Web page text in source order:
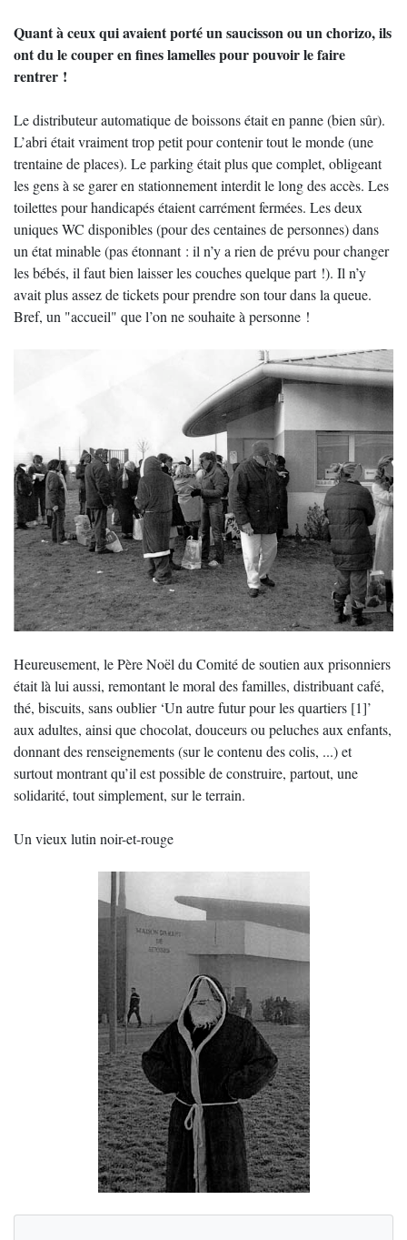
Quant à ceux qui avaient porté un saucisson ou un chorizo, ils
ont du le couper en fines lamelles pour pouvoir le faire
rentrer !
Le distributeur automatique de boissons était en panne (bien sûr).
L’abri était vraiment trop petit pour contenir tout le monde (une
trentaine de places). Le parking était plus que complet, obligeant
les gens à se garer en stationnement interdit le long des accès. Les
toilettes pour handicapés étaient carrément fermées. Les deux
uniques WC disponibles (pour des centaines de personnes) dans
un état minable (pas étonnant : il n’y a rien de prévu pour changer
les bébés, il faut bien laisser les couches quelque part !). Il n’y
avait plus assez de tickets pour prendre son tour dans la queue.
Bref, un "accueil" que l’on ne souhaite à personne !
Heureusement, le Père Noël du Comité de soutien aux prisonniers
était là lui aussi, remontant le moral des familles, distribuant café,
thé, biscuits, sans oublier ‘Un autre futur pour les quartiers [1]’
aux adultes, ainsi que chocolat, douceurs ou peluches aux enfants,
donnant des renseignements (sur le contenu des colis, ...) et
surtout montrant qu’il est possible de construire, partout, une
solidarité, tout simplement, sur le terrain.
Un vieux lutin noir-et-rouge